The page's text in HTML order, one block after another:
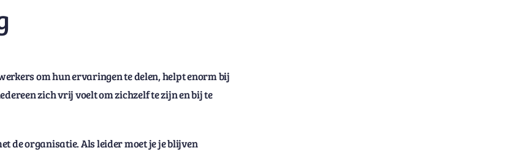
om hun ervaringen te delen, helpt enorm bij
zich vrij voelt om zichzelf te zijn en bij te
de organisatie. Als leider moet je je blijven